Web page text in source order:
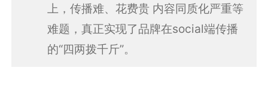
上，传播难、花费贵 内容同质化严重等
难题，真正实现了品牌在social端传播
的“四两拨千斤”。